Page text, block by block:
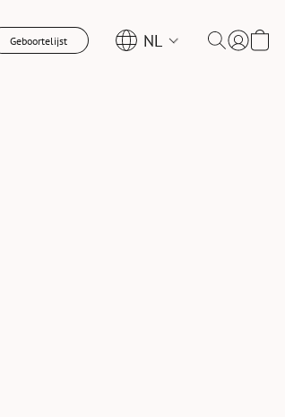
Geboortelijst NL